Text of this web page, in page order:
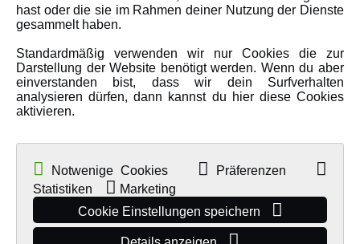
AMXRacing - Qualitäts RC-Zubehör
Malinos - Die kreative Seite von Amewi
Werden Sie Amewi Händler
Amewi B2B-Shop
hast oder die sie im Rahmen deiner Nutzung der Dienste
gesammelt haben.
Standardmäßig verwenden wir nur Cookies die zur
Darstellung der Website benötigt werden. Wenn du aber
einverstanden bist, dass wir dein Surfverhalten
analysieren dürfen, dann kannst du hier diese Cookies
aktivieren.
Notwenige Cookies
Präferenzen
Statistiken
Marketing
Cookie Einstellungen speichern